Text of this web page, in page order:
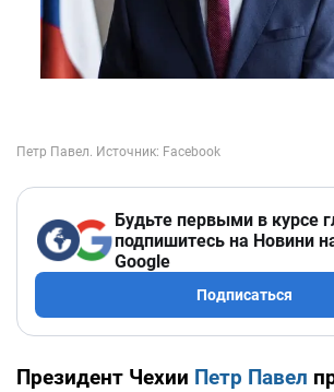
Будьте первыми в курсе
подпишитесь на Новини
Google
Подписаться
Президент Чехии Петр Павел